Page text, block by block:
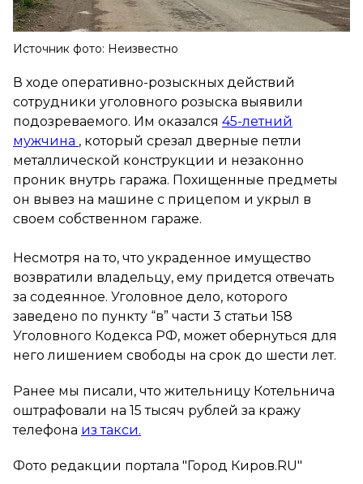
Источник фото: Неизвестно
В ходе оперативно-розыскных действий
сотрудники уголовного розыска выявили
подозреваемого. Им оказался 45-летний
мужчина , который срезал дверные петли
металлической конструкции и незаконно
проник внутрь гаража. Похищенные предметы
он вывез на машине с прицепом и укрыл в
своем собственном гараже.
Несмотря на то, что украденное имущество
возвратили владельцу, ему придется отвечать
за содеянное. Уголовное дело, которого
заведено по пункту “в” части 3 статьи 158
Уголовного Кодекса РФ, может обернуться для
него лишением свободы на срок до шести лет.
Ранее мы писали, что жительницу Котельнича
оштрафовали на 15 тысяч рублей за кражу
телефона из такси.
Фото редакции портала "Город Киров.RU"